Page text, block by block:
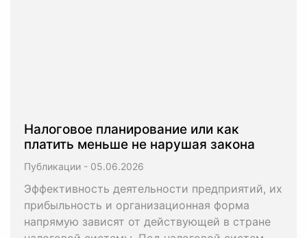
Налоговое планирование или как
платить меньше не нарушая закона
Публикации -
Эффективность деятельности предприятий, их
прибыльность и организационная форма
напрямую зависят от действующей в стране